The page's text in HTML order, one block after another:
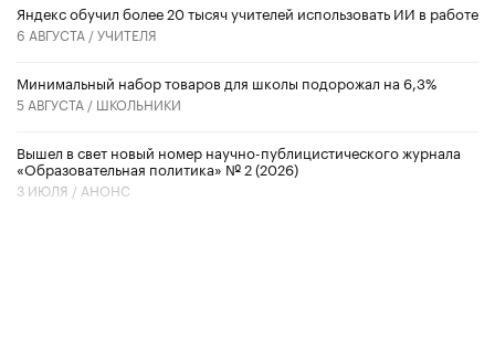
​Яндекс обучил более 20 тысяч учителей использовать ИИ в работе
6 АВГУСТА /УЧИТЕЛЯ
Минимальный набор товаров для школы подорожал на 6,3%
5 АВГУСТА / ШКОЛЬНИКИ
Вышел в свет новый номер научно-публицистического журнала
«Образовательная политика» № 2 (2026)
3 ИЮЛЯ / АНОНС